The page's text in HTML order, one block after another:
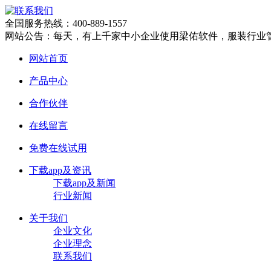
全国服务热线：400-889-1557
网站公告：每天，有上千家中小企业使用梁佑软件，服装行业
网站首页
产品中心
合作伙伴
在线留言
免费在线试用
下载app及资讯
下载app及新闻
行业新闻
关于我们
企业文化
企业理念
联系我们